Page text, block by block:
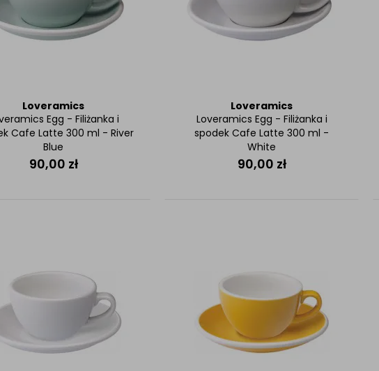
Loveramics
Egg - Filiżanka i
Cafe Latte 300 ml - River
Blue
90,00 zł
Loveramics
Loveramics Egg - Filiżanka i
spodek Cafe Latte 300 ml -
White
90,00 zł